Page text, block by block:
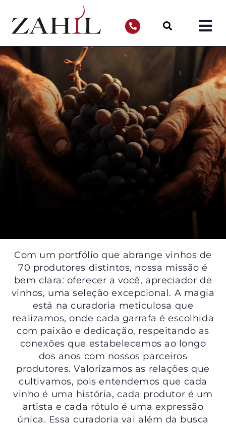
PRODUTORES
SELECIONADOS A
DEDO
Com um portfólio que abrange vinhos de
70 produtores distintos, nossa missão é
bem clara: oferecer a você, apreciador de
vinhos, uma seleção excepcional. A magia
está na curadoria meticulosa que
realizamos, onde cada garrafa é escolhida
com paixão e dedicação, respeitando as
conexões que estabelecemos ao longo
dos anos com nossos parceiros
produtores. Valorizamos as relações que
cultivamos, pois entendemos que cada
vinho é uma história, cada produtor é um
artista e cada rótulo é uma expressão
única. Essa curadoria vai além da busca